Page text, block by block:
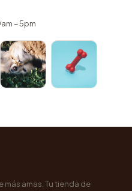
– 5pm
amas. Tu tienda de